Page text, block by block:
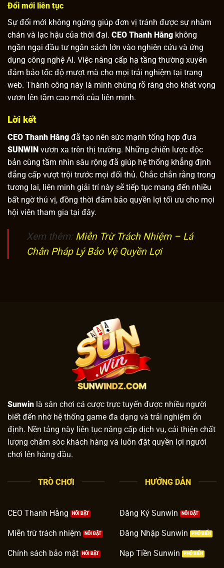
Đổi mới liên tục
Sự đổi mới không ngừng giúp đơn vị tránh được sự nhàm
chán và lạc hậu của thời đại. CEO Thanh Hằng không
ngần ngại đầu tư ngân sách lớn vào nghiên cứu và ứng
dụng công nghệ AI. Việc nâng cấp hạ tầng thường xuyên
đảm bảo tốc độ mượt mà cho mọi trải nghiệm tại trang
web. Thành công này là minh chứng rõ ràng cho khát vọng
vươn lên tầm cao mới của liên minh.
Lời kết
CEO Thanh Hằng đã tạo nên sức mạnh tổng hợp đưa
SUNWIN vươn xa trên thị trường. Những chiến lược độc
bản cùng tầm nhìn sâu rộng đã giúp hệ thống khẳng định
đẳng cấp vượt trội trước mọi đối thủ. Chắc chắn rằng trong
tương lai, liên minh giải trí này sẽ tiếp tục mang đến nhiều
bất ngờ thú vị, đồng thời đảm bảo quyền lợi tối ưu cho mọi
hội viên tham gia tại đây.
Xem thêm: Miễn Trừ Trách Nhiệm – Lá
Chắn Pháp Lý Bảo Vệ Quyền Lợi
Sunwin là sân chơi cá cược trực tuyến được nhiều người
biết đến nhờ hệ thống game đa dạng và trải nghiệm ổn
định. Nền tảng này liên tục nâng cấp dịch vụ, cải thiện chất
lượng chăm sóc khách hàng và luôn đặt quyền lợi người
chơi lên hàng đầu.
TRÒ CHƠI
CEO Thanh Hằng
Miễn trừ trách nhiệm
Chính sách bảo mật
HƯỚNG DẪN
Đăng Ký Sunwin
Đăng Nhập Sunwin
Nạp Tiền Sunwin